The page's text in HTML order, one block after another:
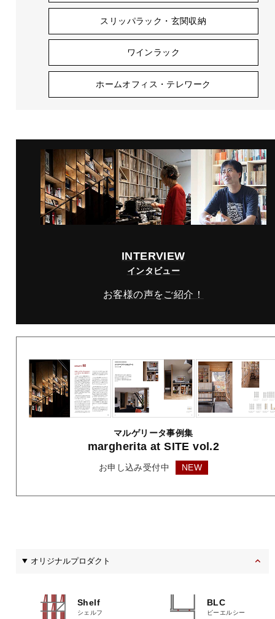
スリッパラック・玄関収納
ワインラック
ホームオフィス・テレワーク
INTERVIEW
インタビュー
お客様の声をご紹介！
マルゲリータ事例集
margherita at SITE vol.2
お申し込み受付中 NEW
オリジナルプロダクト
Shelf
シェルフ
BLC
ビーエルシー